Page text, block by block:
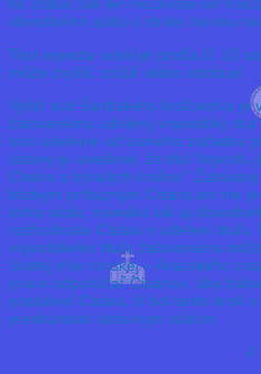
obvodného súdu o strate nároku
Titul vojvodu udeľuje podľa čl. 10
môže zvýšiť, znížiť alebo odobrať.
Vyšší súd Šarišského kráľovstva je
žalovanému udelený vojvodský
toto udelenie od samého začiatku
ústavy je uvedené, že titul Vojvodu
Cisára a bývalých kráľov.“
blízkym príbuzným Cisára ani nie
tohto súdu, rovnako tak aj
rozhodnutie Cisára o udelení titulu.
vojvodského titulu žalovanému
Svätej ríše rímskej – Arauského
právo odporúčať Cisárovi, aby
posúdení Cisára, či bol tento krok
preskúmaní ústavným súdom.
//